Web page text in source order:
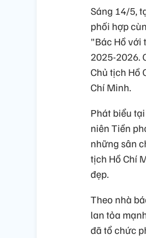
Sáng 14/5,
phối hợp
"Bác Hồ với
2025-2026.
Chủ tịch Hồ
Chí Minh.
Phát biểu
niên Tiền
những sân
tịch Hồ Chí
đẹp.
Theo nhà
lan tỏa
đã tổ chức